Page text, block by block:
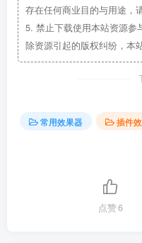
存在任何商业目的与用途，
5. 禁止下载使用本站资源参
除资源引起的版权纠纷，本
常用效果器 插件
点赞6